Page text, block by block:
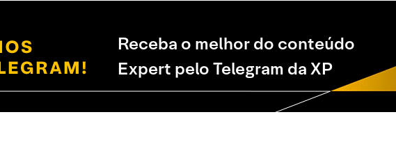
Receba o melhor do conteúdo
Expert pelo Telegram da XP